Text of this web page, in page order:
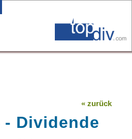
« zurück
- Dividende